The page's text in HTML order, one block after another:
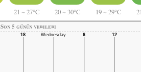
21 ~ 27°C 20 ~ 30°C 19 ~ 29°C
Son 5 günün verileri